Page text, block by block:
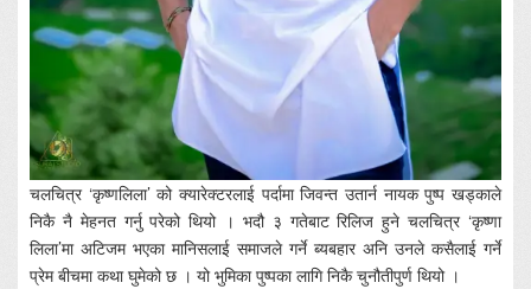
चलचित्र ‘कृष्णलिला’ को क्यारेक्टरलाई पर्दामा जिवन्त उतार्न नायक पुष्प खड्काले
निकै नै मेहनत गर्नु परेको थियो । भदौ ३ गतेबाट रिलिज हुने चलचित्र ‘कृष्णा
लिला’मा अटिजम भएका मानिसलाई समाजले गर्ने ब्यबहार अनि उनले कसैलाई गर्ने
प्रेम बीचमा कथा घुमेको छ । यो भुमिका पुष्पका लागि निकै चुनौतीपुर्ण थियो ।